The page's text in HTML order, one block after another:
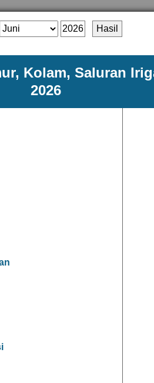
Kolam, Saluran
2026